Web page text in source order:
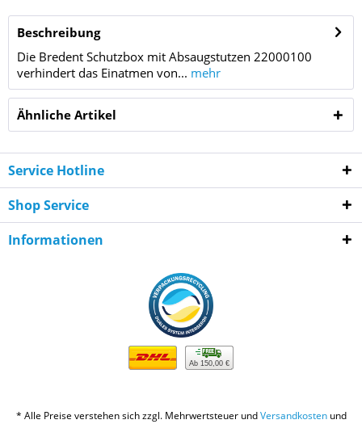
Beschreibung
Die Bredent Schutzbox mit Absaugstutzen 22000100
verhindert das Einatmen von... mehr
Ähnliche Artikel
Service Hotline
Shop Service
Informationen
Ab 150,00 €
* Alle Preise verstehen sich zzgl. Mehrwertsteuer undVersandkostenund